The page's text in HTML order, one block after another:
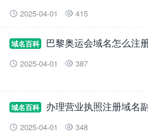
 2025-04-01  415
域名百科 巴黎奥运会域名怎么注
 2025-04-01  387
域名百科 办理营业执照注册域名
 2025-04-01  348